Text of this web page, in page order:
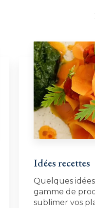
Idées recettes
Quelques
gamme de
sublimer vos